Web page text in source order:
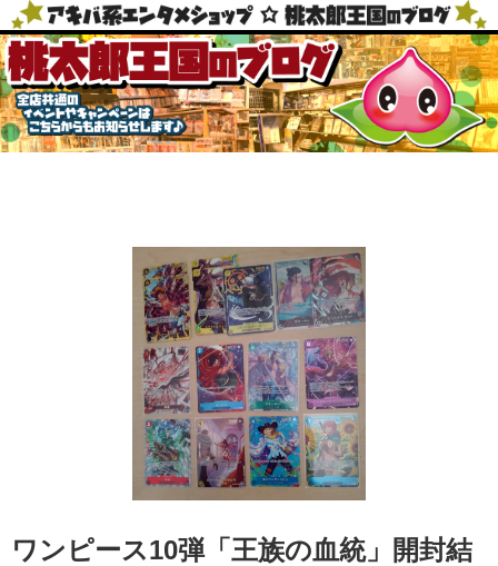
ワンピース10弾「王族の血統」開封結